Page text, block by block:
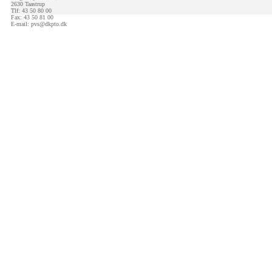
2630 Taastrup
Tlf: 43 50 80 00
Fax: 43 50 81 00
E-mail: pvs@dkpto.dk